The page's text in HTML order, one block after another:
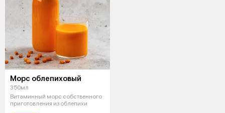
Морс облепиховый
350мл
Витаминный морс собственного
приготовления из облепихи